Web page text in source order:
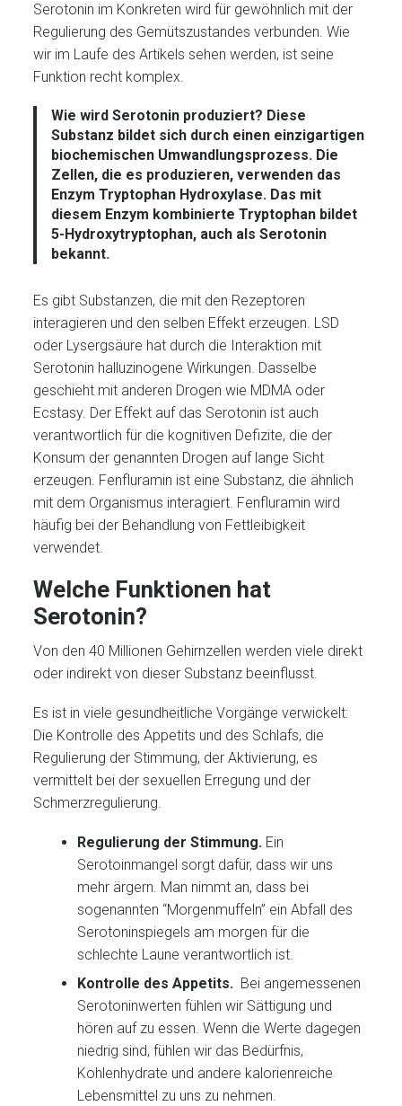
Serotonin im Konkreten wird für gewöhnlich mit der
Regulierung des Gemütszustandes verbunden. Wie
wir im Laufe des Artikels sehen werden, ist seine
Funktion recht komplex.
Wie wird Serotonin produziert? Diese
Substanz bildet sich durch einen einzigartigen
biochemischen Umwandlungsprozess. Die
Zellen, die es produzieren, verwenden das
Enzym Tryptophan Hydroxylase. Das mit
diesem Enzym kombinierte Tryptophan bildet
5-Hydroxytryptophan, auch als Serotonin
bekannt.
Es gibt Substanzen, die mit den Rezeptoren
interagieren und den selben Effekt erzeugen. LSD
oder Lysergsäure hat durch die Interaktion mit
Serotonin halluzinogene Wirkungen. Dasselbe
geschieht mit anderen Drogen wie MDMA oder
Ecstasy. Der Effekt auf das Serotonin ist auch
verantwortlich für die kognitiven Defizite, die der
Konsum der genannten Drogen auf lange Sicht
erzeugen. Fenfluramin ist eine Substanz, die ähnlich
mit dem Organismus interagiert. Fenfluramin wird
häufig bei der Behandlung von Fettleibigkeit
verwendet.
Welche Funktionen hat
Serotonin?
Von den 40 Millionen Gehirnzellen werden viele direkt
oder indirekt von dieser Substanz beeinflusst.
Es ist in viele gesundheitliche Vorgänge verwickelt:
Die Kontrolle des Appetits und des Schlafs, die
Regulierung der Stimmung, der Aktivierung, es
vermittelt bei der sexuellen Erregung und der
Schmerzregulierung.
Regulierung der Stimmung. Ein
Serotoinmangel sorgt dafür, dass wir uns
mehr ärgern. Man nimmt an, dass bei
sogenannten “Morgenmuffeln” ein Abfall des
Serotoninspiegels am morgen für die
schlechte Laune verantwortlich ist.
Kontrolle des Appetits. Bei angemessenen
Serotoninwerten fühlen wir Sättigung und
hören auf zu essen. Wenn die Werte dagegen
niedrig sind, fühlen wir das Bedürfnis,
Kohlenhydrate und andere kalorienreiche
Lebensmittel zu uns zu nehmen.